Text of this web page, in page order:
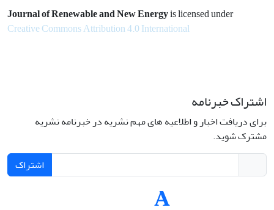
Journal of Renewable and New Energyis licensed under
Creative Commons Attribution 4.0 International
اشتراک خبرنامه
برای دریافت اخبار و اطلاعیه های مهم نشریه در خبرنامه نشریه
مشترک شوید.
اشتراک